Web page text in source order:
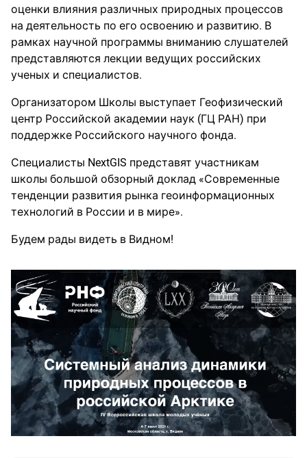
оценки влияния различных природных процессов
на деятельность по его освоению и развитию. В
рамках научной программы вниманию слушателей
представляются лекции ведущих российских
ученых и специалистов.
Организатором Школы выступает Геофизический
центр Российской академии наук (ГЦ РАН) при
поддержке Российского научного фонда.
Специалисты NextGIS представят участникам
школы большой обзорный доклад «Современные
тенденции развития рынка геоинформационных
технологий в России и в мире».
Будем рады видеть в Видном!